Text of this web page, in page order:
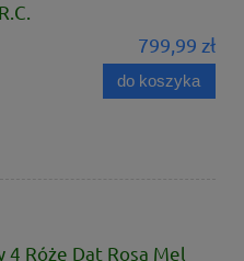
799,99 zł
do koszyka
4 Róże Dat Rosa Mel